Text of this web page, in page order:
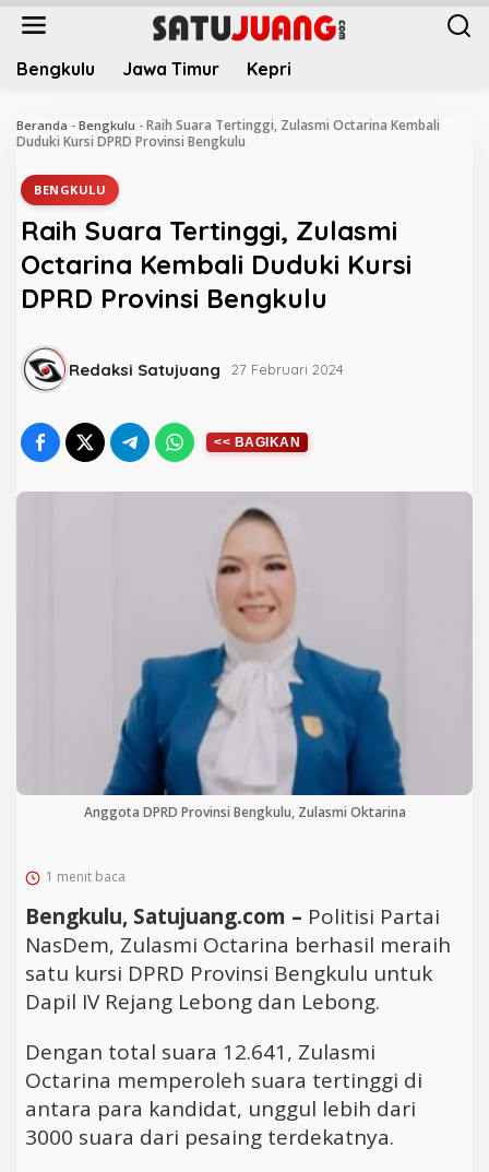
L
Bengkulu Jawa Timur Kepri
Beranda - Bengkulu - Raih Suara Tertinggi, Zulasmi Octarina Kembali
Duduki Kursi DPRD Provinsi Bengkulu
BENGKULU
Raih Suara Tertinggi, Zulasmi
Octarina Kembali Duduki Kursi
DPRD Provinsi Bengkulu
Redaksi Satujuang 27 Februari 2024
Anggota DPRD Provinsi Bengkulu, Zulasmi Oktarina
1 menit baca
Bengkulu, Satujuang.com – Politisi Partai
NasDem, Zulasmi Octarina berhasil meraih
satu kursi DPRD Provinsi Bengkulu untuk
Dapil IV Rejang Lebong dan Lebong.
Dengan total suara 12.641, Zulasmi
Octarina memperoleh suara tertinggi di
antara para kandidat, unggul lebih dari
3000 suara dari pesaing terdekatnya.